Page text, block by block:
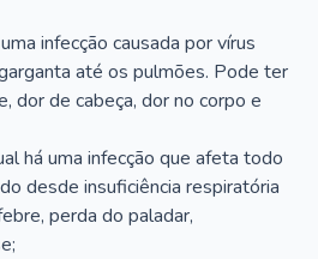
infecção causada por vírus
até os pulmões. Pode ter
dor de cabeça, dor no corpo e
há uma infecção que afeta todo
desde insuficiência respiratória
perda do paladar,